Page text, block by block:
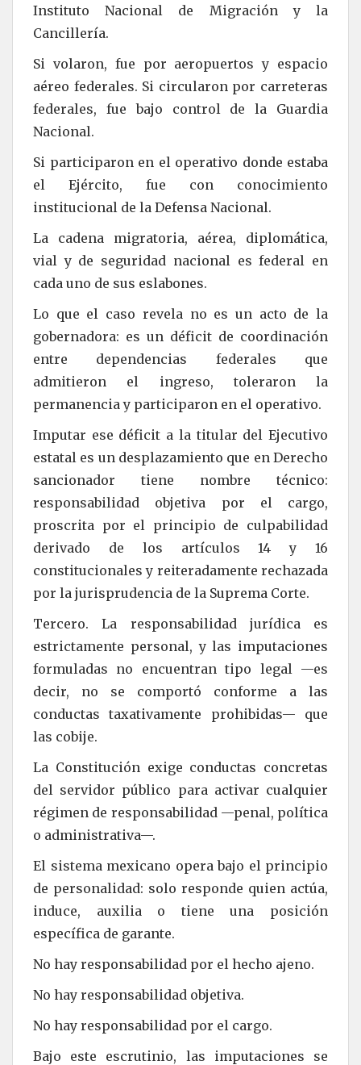
Instituto Nacional de Migración y la
Cancillería.
Si volaron, fue por aeropuertos y espacio
aéreo federales. Si circularon por carreteras
federales, fue bajo control de la Guardia
Nacional.
Si participaron en el operativo donde estaba
el Ejército, fue con conocimiento
institucional de la Defensa Nacional.
La cadena migratoria, aérea, diplomática,
vial y de seguridad nacional es federal en
cada uno de sus eslabones.
Lo que el caso revela no es un acto de la
gobernadora: es un déficit de coordinación
entre dependencias federales que
admitieron el ingreso, toleraron la
permanencia y participaron en el operativo.
Imputar ese déficit a la titular del Ejecutivo
estatal es un desplazamiento que en Derecho
sancionador tiene nombre técnico:
responsabilidad objetiva por el cargo,
proscrita por el principio de culpabilidad
derivado de los artículos 14 y 16
constitucionales y reiteradamente rechazada
por la jurisprudencia de la Suprema Corte.
Tercero. La responsabilidad jurídica es
estrictamente personal, y las imputaciones
formuladas no encuentran tipo legal —es
decir, no se comportó conforme a las
conductas taxativamente prohibidas— que
las cobije.
La Constitución exige conductas concretas
del servidor público para activar cualquier
régimen de responsabilidad —penal, política
o administrativa—.
El sistema mexicano opera bajo el principio
de personalidad: solo responde quien actúa,
induce, auxilia o tiene una posición
específica de garante.
No hay responsabilidad por el hecho ajeno.
No hay responsabilidad objetiva.
No hay responsabilidad por el cargo.
Bajo este escrutinio, las imputaciones se